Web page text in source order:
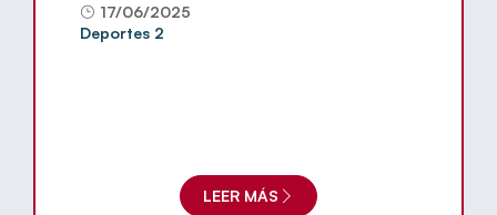
17/06/2025
Deportes 2
LEER MÁS